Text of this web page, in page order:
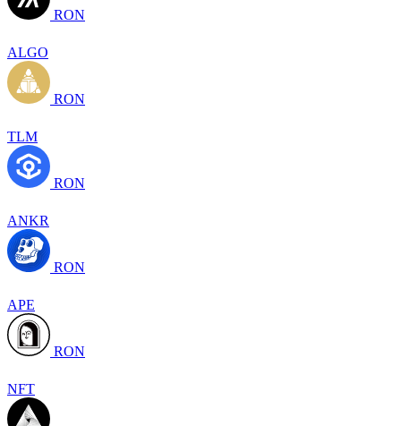
RON
ALGO
RON
TLM
RON
ANKR
RON
APE
RON
NFT